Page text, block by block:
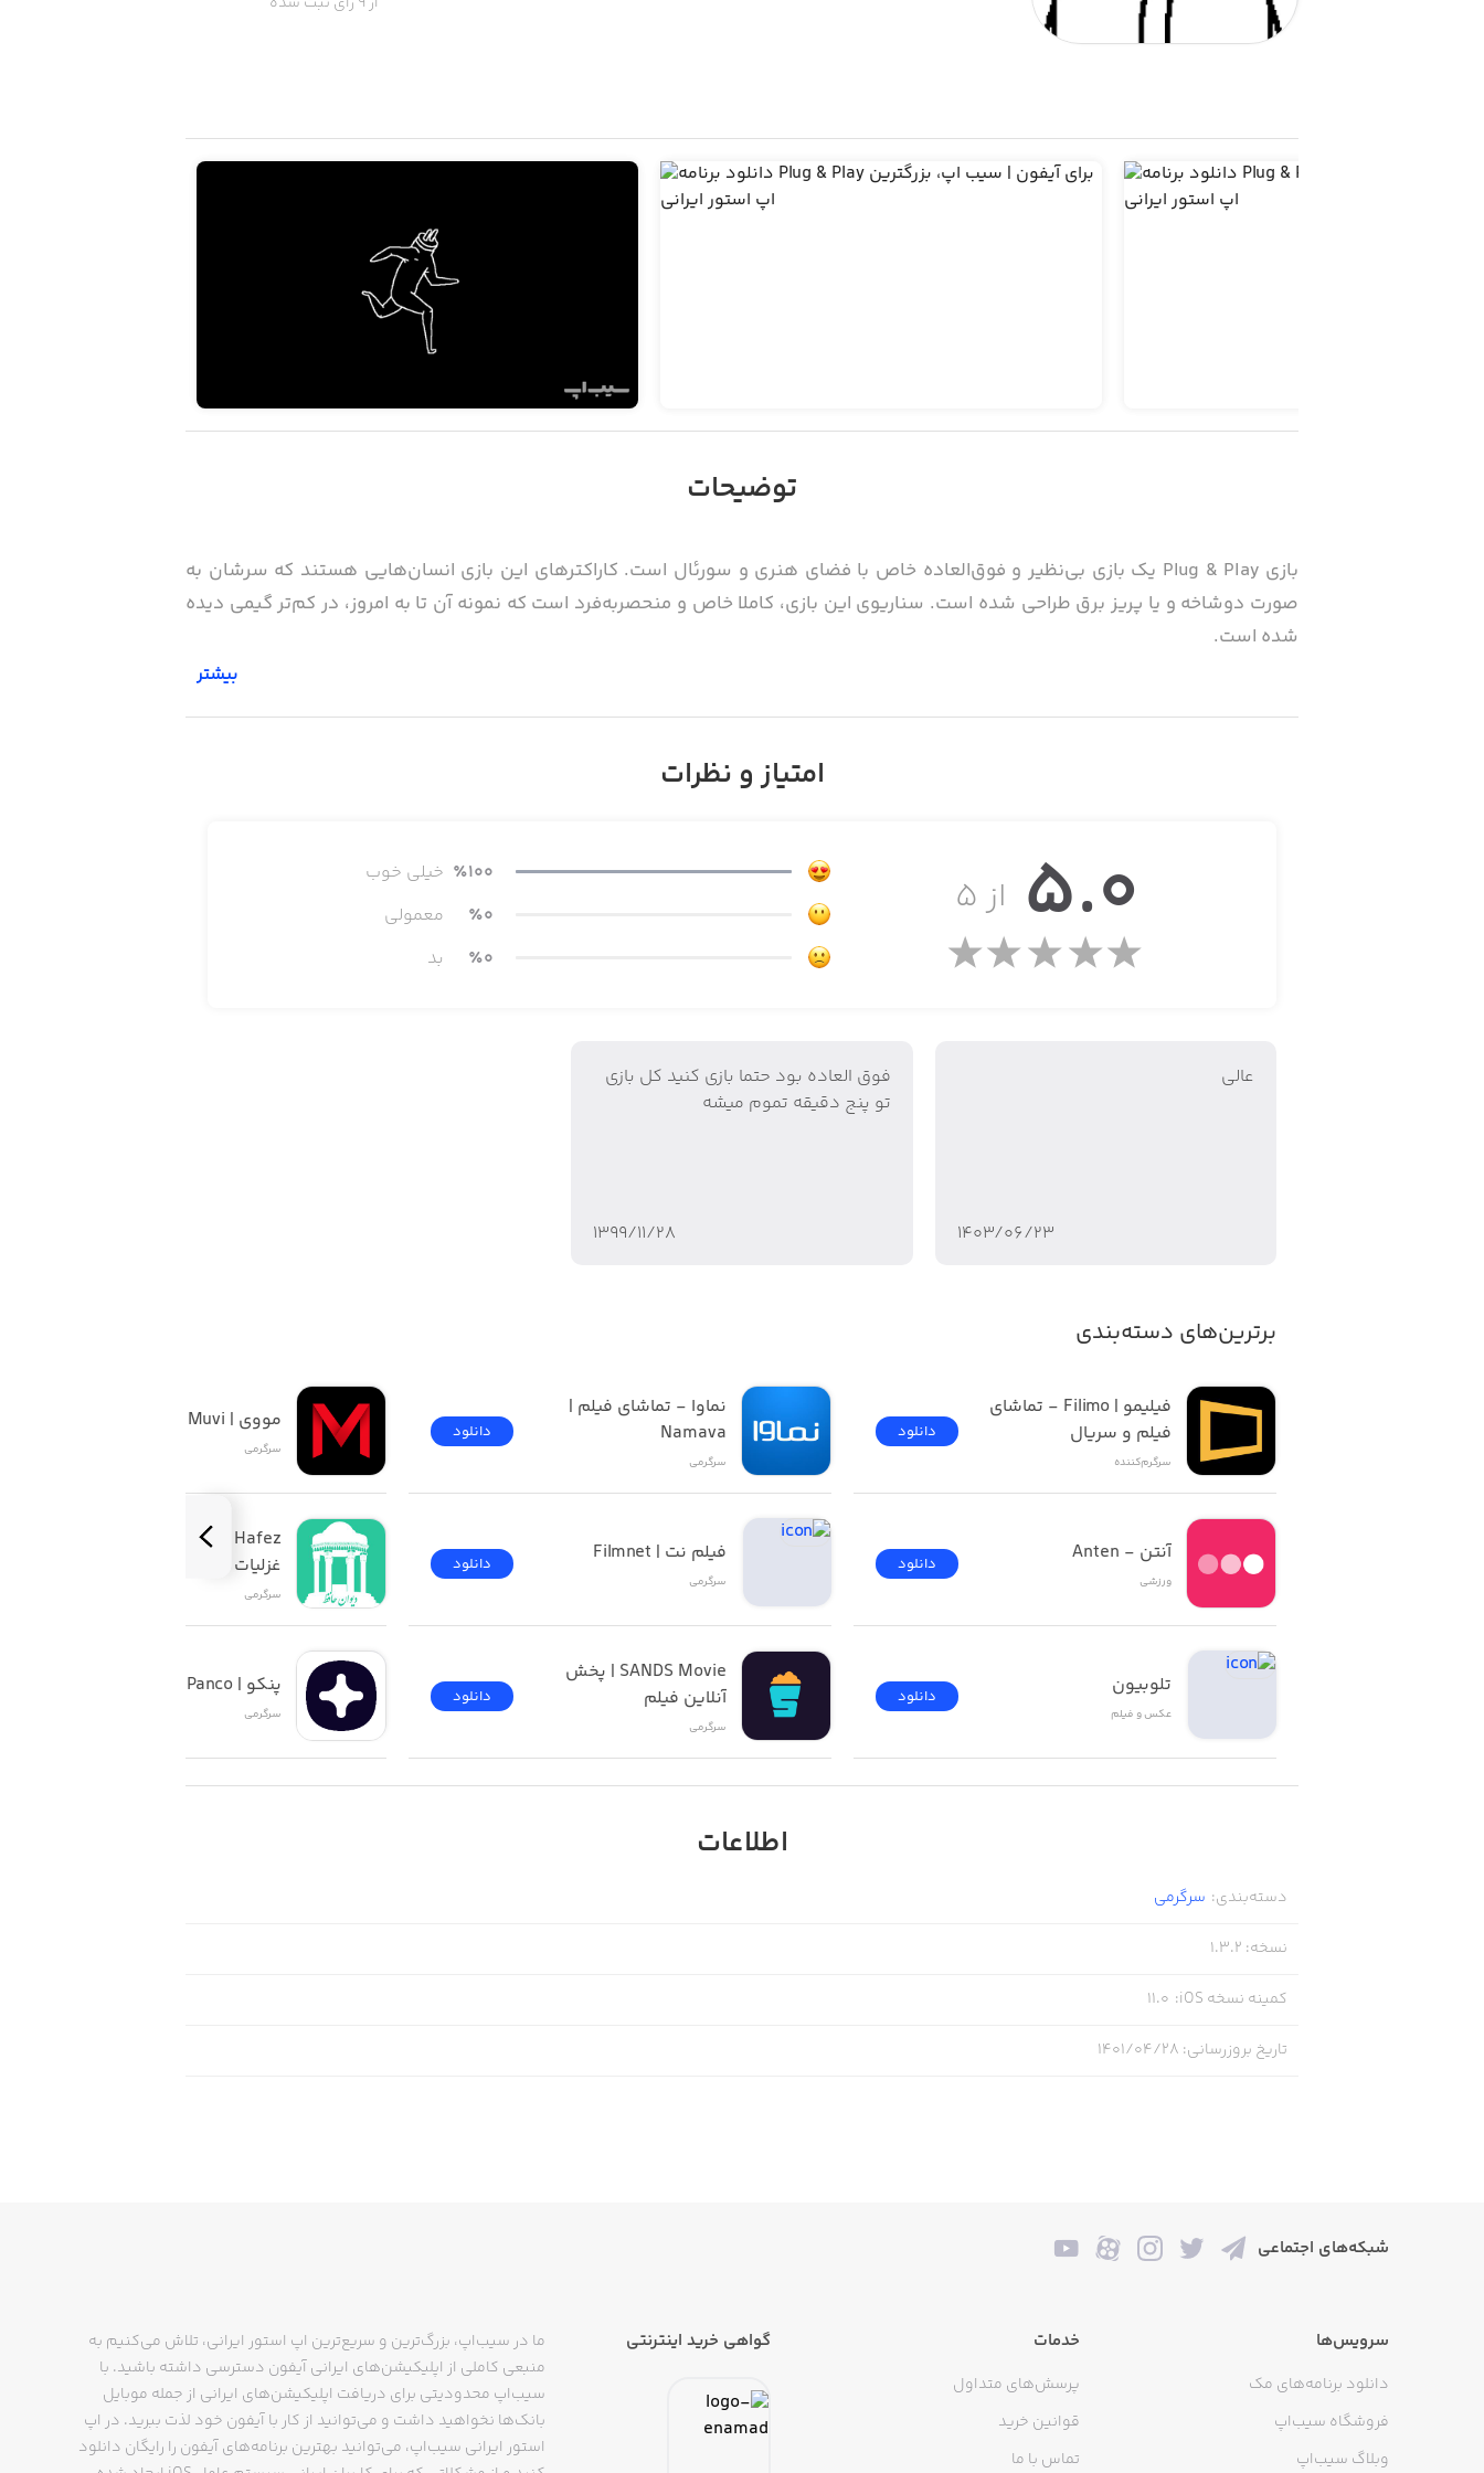
توضیحات
بازی Plug & Play یک بازی‌ بی‌نظیر و فوق‌العاده خاص با فضای هنری و سورئال است. کاراکترهای این بازی انسان‌هایی هستند که سرشان به
صورت دوشاخه و یا پریز برق طراحی شده است. سناریوی این بازی، کاملا خاص و منحصر‌به‌فرد است که نمونه آن تا به امروز، در کم‌تر گیمی دیده
شده است.
برخی از ویژگی‌های بازی Plug & Play:
- گیم‌پلی بی‌نظیر و خاص
بیشتر
امتیاز و نظرات
از ۵ 5.0 ٪100
خیلی خوب
٪0
معمولی
٪0 بد
عالی
۱۴۰۳/۰۶/۲۳
فوق العاده بود حتما بازی کنید کل بازی
تو پنج دقیقه تموم میشه
۱۳۹۹/۱۱/۲۸
برترین‌های دسته‌بندی
فیلم و سریال
سرگرم‌کننده
دانلود
آنتن - Anten
ورزشی
دانلود
تلوبیون
عکس و فیلم
دانلود
Namava
سرگرمی
دانلود
فیلم نت | Filmnet
سرگرمی
دانلود
آنلاین فیلم
سرگرمی
دانلود
مووی | Muvi
سرگرمی
غزلیات و فال حافظ باصدا
سرگرمی
پنکو | Panco
سرگرمی
اطلاعات
دسته‌بندی: سرگرمی
نسخه:
1.3.2
کمینه نسخه iOS :
11.0
تاریخ بروزرسانی: ۱۴۰۱/۰۴/۲۸
شبکه‌های اجتماعی
سرویس‌ها
دانلود برنامه‌های مک
فروشگاه سیب‌اپ
وبلاگ سیب‌اپ
خدمات
پرسش‌های متداول
قوانین خرید
تماس با ما
گواهی خرید اینترنتی
ما در سیب‌اپ، بزرگ‌ترین و سریع‌ترین اپ استور ایرانی، تلاش می‌کنیم به
منبعی کاملی از اپلیکیشن‌های ایرانی آیفون دسترسی داشته باشید. با
سیب‌اپ محدودیتی برای دریافت اپلیکیشن‌های ایرانی از جمله موبایل
بانک‌ها نخواهید داشت و می‌توانید از کار با آیفون خود لذت ببرید. در اپ
استور ایرانی سیب‌اپ، می‌توانید بهترین برنامه‌های آیفون را رایگان دانلود